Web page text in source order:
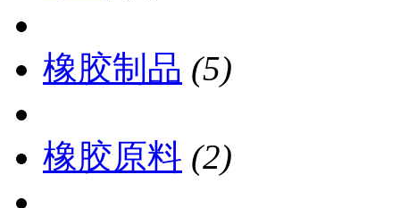
橡胶制品 (5)
橡胶原料 (2)